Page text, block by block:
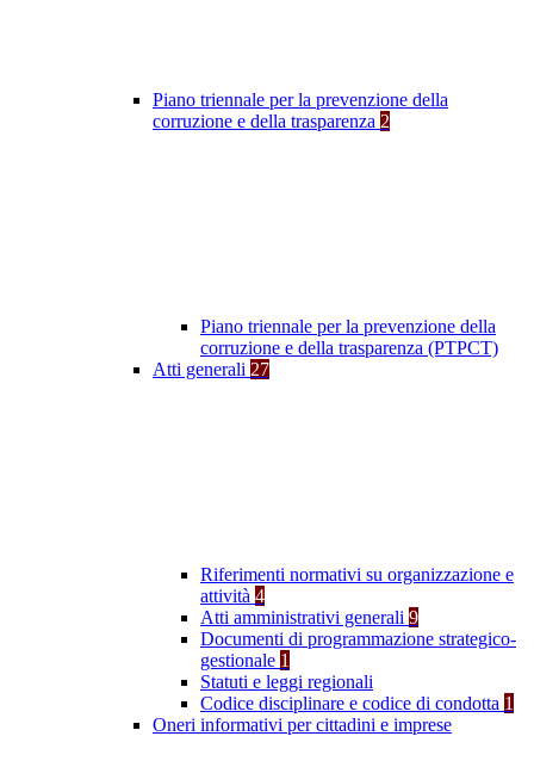
Piano triennale per la prevenzione della
corruzione e della trasparenza 2
Piano triennale per la prevenzione della
corruzione e della trasparenza (PTPCT)
Atti generali 27
Riferimenti normativi su organizzazione e
attività 4
Atti amministrativi generali 9
Documenti di programmazione strategico-
gestionale 1
Statuti e leggi regionali
Codice disciplinare e codice di condotta 1
Oneri informativi per cittadini e imprese